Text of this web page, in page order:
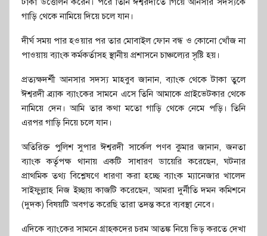
গাড়ি থেকে নামিয়ে দিয়ে চলে যান।
দীর্ঘ সময় পার হওয়ার পর তার মোবাইল ফোন বন্ধ ও কোনো খোঁজ না
পাওয়ায় ব্যাংক কর্মকর্তাসহ স্থানীয় প্রশাসনে চাঞ্চল্যের সৃষ্টি হয়।
প্রত্যক্ষদর্শী আনসার সদস্য মাহবুব জানান, ব্যাংক থেকে টাকা তুলে
ঈশ্বরদী ব্র্যাক ব্যাংকের সামনে এসে তিনি আমাকে প্রাইভেটকার থেকে
নামিয়ে দেন। আমি তার কথা মতো গাড়ি থেকে নেমে পড়ি। তিনি
এরপর গাড়ি নিয়ে চলে যান।
অতিরিক্ত পুলিশ সুপার ঈশ্বরদী সার্কেল পণব কুমার জানান, জনতা
ব্যাংক কর্তৃপক্ষ থানায় একটি সাধারণ ডায়েরি করেছেন, ঘটনার
প্রাথমিক তথ্য বিশ্লেষণে ধারণা করা হচ্ছে ব্যাংক ম্যানেজার খালেদ
সাইফুল্লাহ নিজ ইচ্ছায় কাজটি করেছেন, আমরা দুর্নীতি দমন কমিশনে
(দুদক) বিষয়টি অবগত করেছি তারা তদন্ত করে ব্যবস্থা নেবে।
এদিকে ব্যাংকের সামনে গ্রাহকদের চরম আতঙ্ক নিয়ে ভিড় করতে দেখা